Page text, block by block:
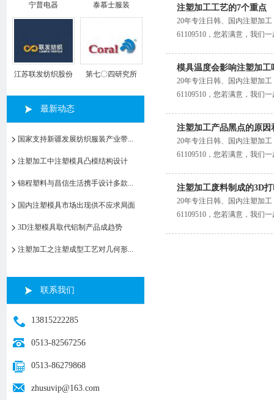
宁普电器 泰慕士服装
江苏联发纺织股份
第七〇四研究所
最新动态
国家支持新疆发展纺织服装产业带...
注塑加工中注塑模具凸模结构设计
锦程塑料与昌信生活携手设计多款...
国内注塑模具市场出现供不应求局面
3D注塑模具取代铝制产品成趋势
注塑加工之注塑成型工艺对几何形...
联系我们
13815222285
0513-82567256
0513-86279868
zhusuvip@163.com
注塑加工工艺的7个重点
20年专注日韩、国内注塑加
61109510，您若满意，我们
模具温度会影响注塑加工
20年专注日韩、国内注塑加
61109510，您若满意，我们
注塑加工产品黑点的原因
20年专注日韩、国内注塑加
61109510，您若满意，我们
注塑加工废料制成的3D
20年专注日韩、国内注塑加
61109510，您若满意，我们